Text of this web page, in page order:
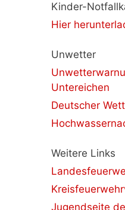
Kinder-
Hier
Unwetter
Untereichen
Deutscher
Weitere Links
Jugendseite